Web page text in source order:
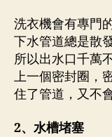
洗衣機會有專門
下水管道總是散
所以出水口千萬
上一個密封圈，
住了管道，又不
2、水槽堵塞